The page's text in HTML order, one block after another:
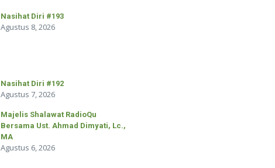
Nasihat Diri #193
Agustus 8, 2026
Nasihat Diri #192
Agustus 7, 2026
Majelis Shalawat RadioQu
Bersama Ust. Ahmad Dimyati, Lc.,
MA
Agustus 6, 2026